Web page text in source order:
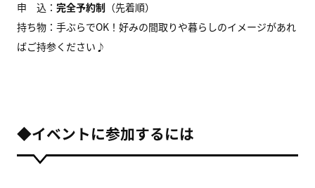
申 込： 完全予約制（先着順）
持ち物：手ぶらでOK！好みの間取りや暮らしのイメージがあれ
ばご持参ください♪
◆イベントに参加するには